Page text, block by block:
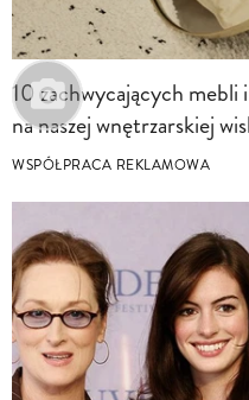
10 zachwycających
na naszej wnętrzarskiej
WSPÓŁPRACA REKLAMOWA